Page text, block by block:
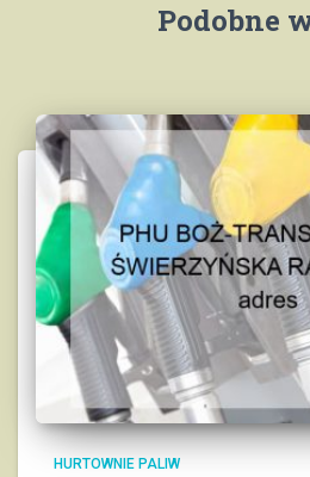
Podobne
HURTOWNIE PALIW